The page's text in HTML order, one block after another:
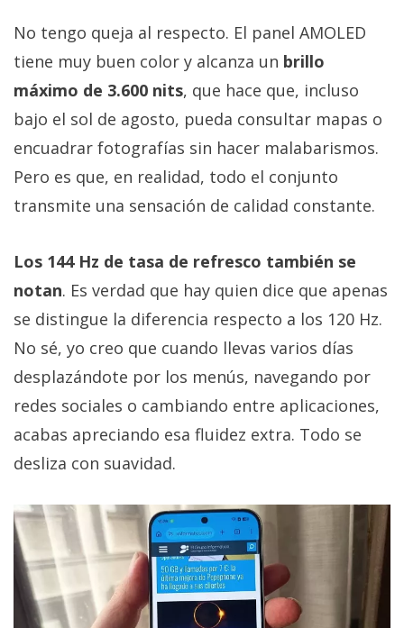
No tengo queja al respecto. El panel AMOLED
tiene muy buen color y alcanza un brillo
máximo de 3.600 nits, que hace que, incluso
bajo el sol de agosto, pueda consultar mapas o
encuadrar fotografías sin hacer malabarismos.
Pero es que, en realidad, todo el conjunto
transmite una sensación de calidad constante.
Los 144 Hz de tasa de refresco también se
notan. Es verdad que hay quien dice que apenas
se distingue la diferencia respecto a los 120 Hz.
No sé, yo creo que cuando llevas varios días
desplazándote por los menús, navegando por
redes sociales o cambiando entre aplicaciones,
acabas apreciando esa fluidez extra. Todo se
desliza con suavidad.